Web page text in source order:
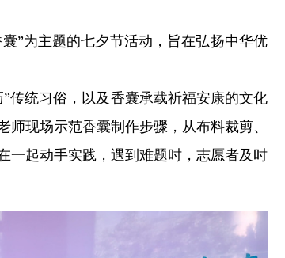
”为主题的七夕节活动，旨在弘扬中华优
传统习俗，以及香囊承载祈福安康的文化
现场示范香囊制作步骤，从布料裁剪、
一起动手实践，遇到难题时，志愿者及时